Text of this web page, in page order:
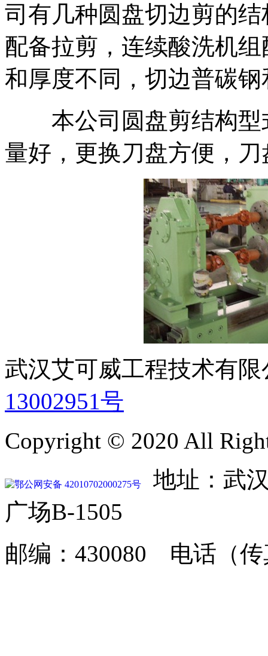
司有几种圆盘切边剪的
配备拉剪，连续酸洗机
和厚度不同，切边普碳
本公司圆盘剪结构型
量好，更换刀盘方便，
武汉艾可威工程技术有
13002951号
Copyright © 2020 All
鄂公网安备 42010702000275号
地址：武
广场B-1505
邮编：430080 电话（传